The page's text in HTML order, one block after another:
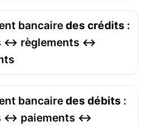
bancairedes crédits:
↔ règlements ↔
bancairedes débits:
↔ paiements ↔